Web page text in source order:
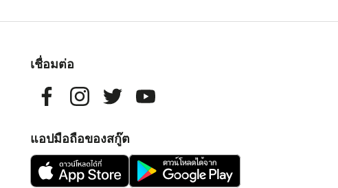
เชื่อมต่อ
แอปมือถือของสกู๊ต